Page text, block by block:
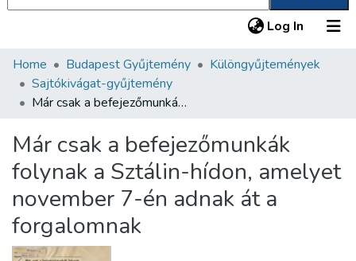
Log In (current)
Communities & Collections
All of DSpace
About us
Home Budapest Gyűjtemény
Különgyűjtemények
Sajtókivágat-gyűjtemény
Már csak a befejezőmunkák folynak a Sztálin-hídon, amelyet november 7-én adnak át a forgalomnak
Már csak a befejezőmunkák
folynak a Sztálin-hídon, amelyet
november 7-én adnak át a
forgalomnak